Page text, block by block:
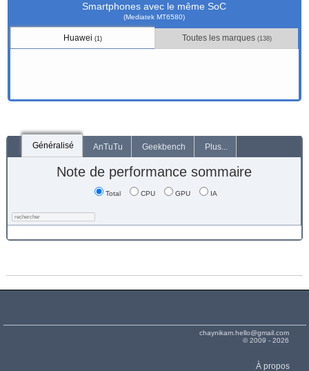
Smartphones avec le même SoC
(Mediatek MT6580)
Huawei(1) Toutes les marques (138)
Généralisé AnTuTu Geekbench Plus...
Note de performance sommaire
Total CPU GPU IA
chaynikam.hello@gmail.com
© 2009 - 2026
À propos